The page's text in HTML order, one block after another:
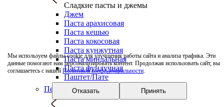
Мы используем файлы cookie для улучшения работы сайта и анализа трафика. Эти
данные помогают нам персонализировать контент. Продолжая использовать сайт, вы
соглашаетесь с нашей Политикой конфиденциальности.
Отказать Принять
Сладкие пасты и джемы
Джем
Паста арахисовая
Паста кешью
Паста кокосовая
Паста кунжутная
Паста миндальная
Паста фундучная
Паштет/Пате
Печенье/Вафли